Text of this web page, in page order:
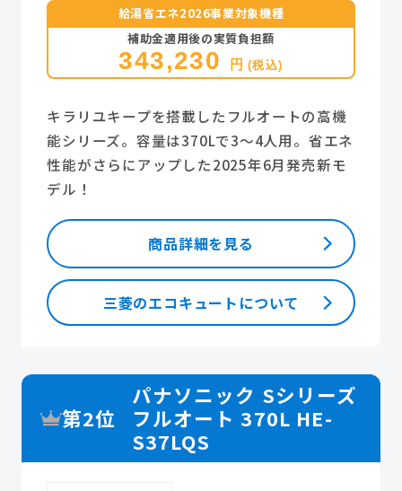
キラリユキープを搭載したフルオートの高機
能シリーズ。容量は370Lで3～4人用。省エネ
性能がさらにアップした2025年6月発売新モ
デル！
給湯省エネ2026事業対象機種
補助金適用後の実質負担額
343,230 円 (税込)
商品詳細を見る
三菱のエコキュートについて
第2位
パナソニック Sシリーズ
フルオート 370L HE-
S37LQS